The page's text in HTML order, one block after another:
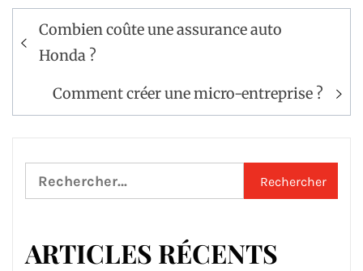
Navigation
de
Combien coûte une assurance auto
Honda ?
Comment créer une micro-entreprise ?
Rechercher :
ARTICLES RÉCENTS